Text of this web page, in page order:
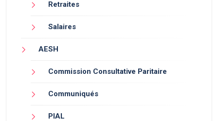
Retraites
Salaires
AESH
Commission Consultative Paritaire
Communiqués
PIAL